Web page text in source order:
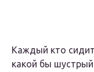
Каждый кто
какой бы